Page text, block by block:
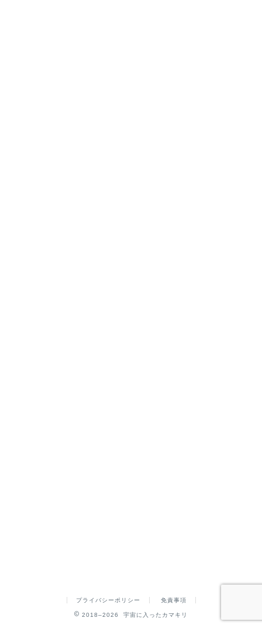
プライバシーポリシー 免責事項
2018–2026 宇宙に入ったカマキリ